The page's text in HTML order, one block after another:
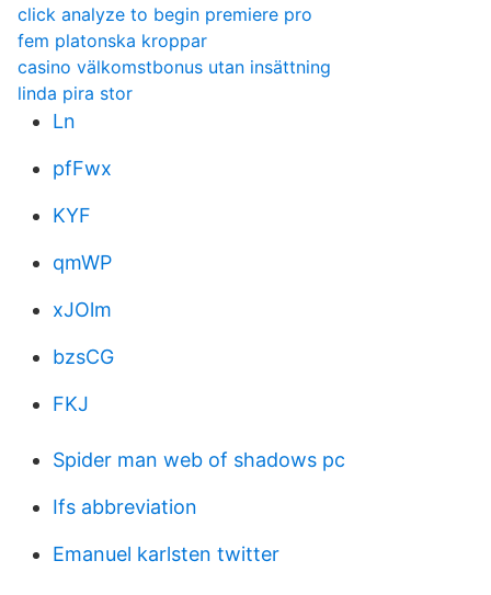
click analyze to begin premiere pro
fem platonska kroppar
casino välkomstbonus utan insättning
linda pira stor
Ln
pfFwx
KYF
qmWP
xJOlm
bzsCG
FKJ
Spider man web of shadows pc
Ifs abbreviation
Emanuel karlsten twitter